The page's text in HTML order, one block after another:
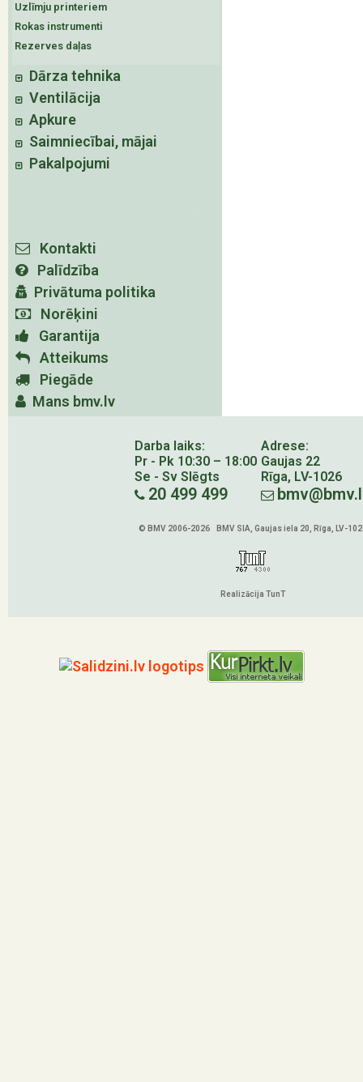
Uzlīmju printeriem
Rokas instrumenti
Rezerves daļas
Dārza tehnika
Ventilācija
Apkure
Saimniecībai, mājai
Pakalpojumi
Kontakti
Palīdzība
Privātuma politika
Norēķini
Garantija
Atteikums
Piegāde
Mans bmv.lv
Darba laiks:
Pr - Pk 10:30 – 18:00
Se - Sv Slēgts
20 499 499
Adrese:
Gaujas 22
Rīga, LV-1026
© BMV 2006-2026 BMV SIA, Gaujas iela 20, Rīga, LV-
Realizācija TunT